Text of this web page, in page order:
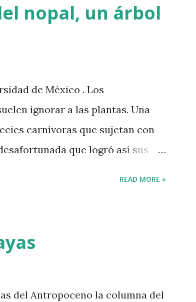
nopal, un árbol
de México . Los
ignorar a las plantas. Una
carnívoras que sujetan con
que logró así sus
paisajes de nopales y magueyes
rural producidas a mediados
plantas no se limita al cine
READ MORE »
del Antropoceno la columna del